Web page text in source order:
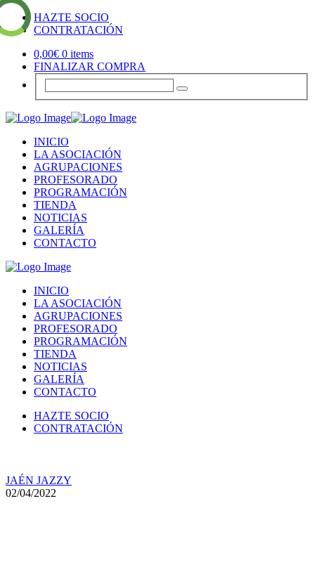
HAZTE SOCIO
CONTRATACIÓN
0,00€ 0 items
FINALIZAR COMPRA
INICIO
LA ASOCIACIÓN
AGRUPACIONES
PROFESORADO
PROGRAMACIÓN
TIENDA
NOTICIAS
GALERÍA
CONTACTO
INICIO
LA ASOCIACIÓN
AGRUPACIONES
PROFESORADO
PROGRAMACIÓN
TIENDA
NOTICIAS
GALERÍA
CONTACTO
HAZTE SOCIO
CONTRATACIÓN
JAÉN JAZZY
02/04/2022